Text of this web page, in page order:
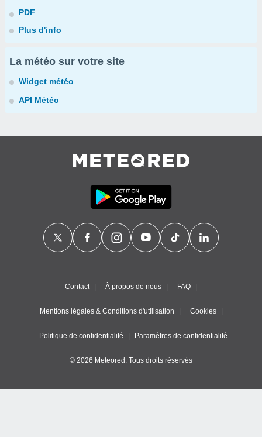
PDF
Plus d'info
La météo sur votre site
Widget météo
API Météo
Contact À propos de nous FAQ
Mentions légales & Conditions d'utilisation Cookies
Politique de confidentialité Paramètres de confidentialité
© 2026 Meteored. Tous droits réservés